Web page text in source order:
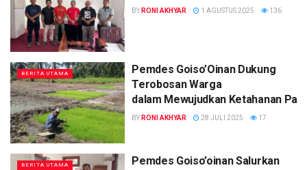
BY RONI AKHYAR 1 AGUSTUS 2025 136
BERITA UTAMA
Pemdes Goiso’Oinan Dukung
Terobosan Warga
dalam Mewujudkan Ketahanan
BY RONI AKHYAR 28 JULI 2025 17
BERITA UTAMA
Pemdes Goiso’oinan Salurkan